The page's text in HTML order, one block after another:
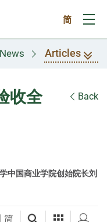
简
Articles
收全
Back
中国商业学院创始院长刘